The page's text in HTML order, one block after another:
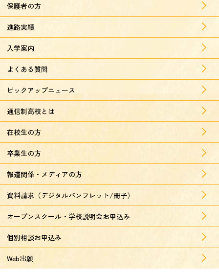
保護者の方
進路実績
入学案内
よくある質問
ピックアップニュース
通信制高校とは
在校生の方
卒業生の方
報道関係・メディアの方
資料請求（デジタルパンフレット/冊子）
オープンスクール・学校説明会お申込み
個別相談お申込み
Web出願